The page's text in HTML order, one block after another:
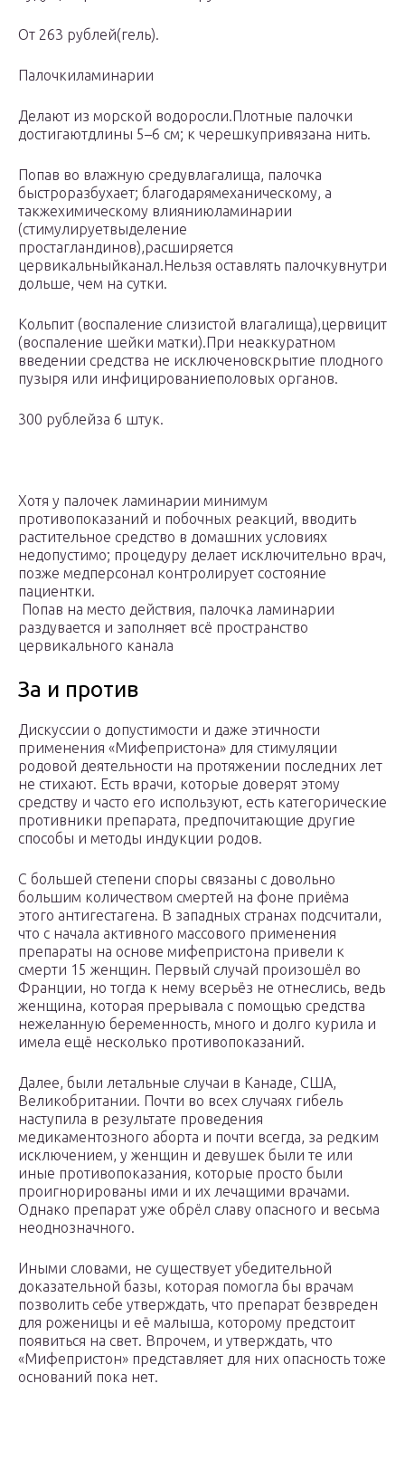
От 263 рублей(гель).
Палочкиламинарии
Делают из морской водоросли.Плотные палочки
достигаютдлины 5–6 см; к черешкупривязана нить.
Попав во влажную средувлагалища, палочка
быстроразбухает; благодарямеханическому, а
такжехимическому влияниюламинарии
(стимулируетвыделение
простагландинов),расширяется
цервикальныйканал.Нельзя оставлять палочкувнутри
дольше, чем на сутки.
Кольпит (воспаление слизистой влагалища),цервицит
(воспаление шейки матки).При неаккуратном
введении средства не исключеновскрытие плодного
пузыря или инфицированиеполовых органов.
300 рублейза 6 штук.
Хотя у палочек ламинарии минимум
противопоказаний и побочных реакций, вводить
растительное средство в домашних условиях
недопустимо; процедуру делает исключительно врач,
позже медперсонал контролирует состояние
пациентки.
Попав на место действия, палочка ламинарии
раздувается и заполняет всё пространство
цервикального канала
За и против
Дискуссии о допустимости и даже этичности
применения «Мифепристона» для стимуляции
родовой деятельности на протяжении последних лет
не стихают. Есть врачи, которые доверят этому
средству и часто его используют, есть категорические
противники препарата, предпочитающие другие
способы и методы индукции родов.
С большей степени споры связаны с довольно
большим количеством смертей на фоне приёма
этого антигестагена. В западных странах подсчитали,
что с начала активного массового применения
препараты на основе мифепристона привели к
смерти 15 женщин. Первый случай произошёл во
Франции, но тогда к нему всерьёз не отнеслись, ведь
женщина, которая прерывала с помощью средства
нежеланную беременность, много и долго курила и
имела ещё несколько противопоказаний.
Далее, были летальные случаи в Канаде, США,
Великобритании. Почти во всех случаях гибель
наступила в результате проведения
медикаментозного аборта и почти всегда, за редким
исключением, у женщин и девушек были те или
иные противопоказания, которые просто были
проигнорированы ими и их лечащими врачами.
Однако препарат уже обрёл славу опасного и весьма
неоднозначного.
Иными словами, не существует убедительной
доказательной базы, которая помогла бы врачам
позволить себе утверждать, что препарат безвреден
для роженицы и её малыша, которому предстоит
появиться на свет. Впрочем, и утверждать, что
«Мифепристон» представляет для них опасность тоже
оснований пока нет.